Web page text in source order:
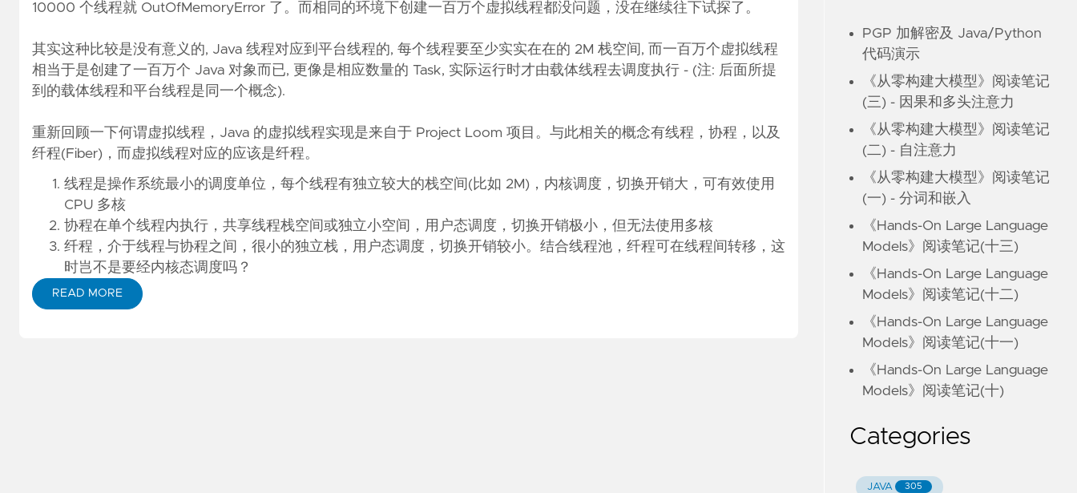
10000 个线程就 OutOfMemoryError 了。而相同的环境下创建一百万个虚拟线程都没问题，没在继续往下试探了。
其实这种比较是没有意义的, Java 线程对应到平台线程的, 每个线程要至少实实在在的 2M 栈空间, 而一百万个虚拟线程
相当于是创建了一百万个 Java 对象而已, 更像是相应数量的 Task, 实际运行时才由载体线程去调度执行 - (注: 后面所提
到的载体线程和平台线程是同一个概念).
重新回顾一下何谓虚拟线程，Java 的虚拟线程实现是来自于 Project Loom 项目。与此相关的概念有线程，协程，以及
纤程(Fiber)，而虚拟线程对应的应该是纤程。
线程是操作系统最小的调度单位，每个线程有独立较大的栈空间(比如 2M)，内核调度，切换开销大，可有效使用
CPU 多核
协程在单个线程内执行，共享线程栈空间或独立小空间，用户态调度，切换开销极小，但无法使用多核
纤程，介于线程与协程之间，很小的独立栈，用户态调度，切换开销较小。结合线程池，纤程可在线程间转移，这
时岂不是要经内核态调度吗？
READ MORE
PGP 加解密及 Java/Python
代码演示
《从零构建大模型》阅读笔记
(三) - 因果和多头注意力
《从零构建大模型》阅读笔记
(二) - 自注意力
《从零构建大模型》阅读笔记
(一) - 分词和嵌入
《Hands-On Large Language
Models》阅读笔记(十三)
《Hands-On Large Language
Models》阅读笔记(十二)
《Hands-On Large Language
Models》阅读笔记(十一)
《Hands-On Large Language
Models》阅读笔记(十)
Categories
JAVA 305